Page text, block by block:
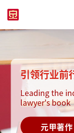
引领行业前
Leading the
lawyer's book
元甲著作